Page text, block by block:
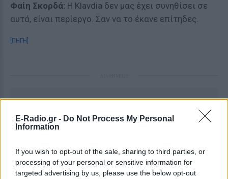
E-Radio.gr - Do Not Process My Personal
Information
If you wish to opt-out of the sale, sharing to third parties, or
processing of your personal or sensitive information for
targeted advertising by us, please use the below opt-out
Φαίη Σκορδά: Η Klavdia δεν μας έχει συνηθίσει σε
αυτά, είναι περίεργο. Σαν να το έκανε επίτηδες.
[ΠΗΓΗ]